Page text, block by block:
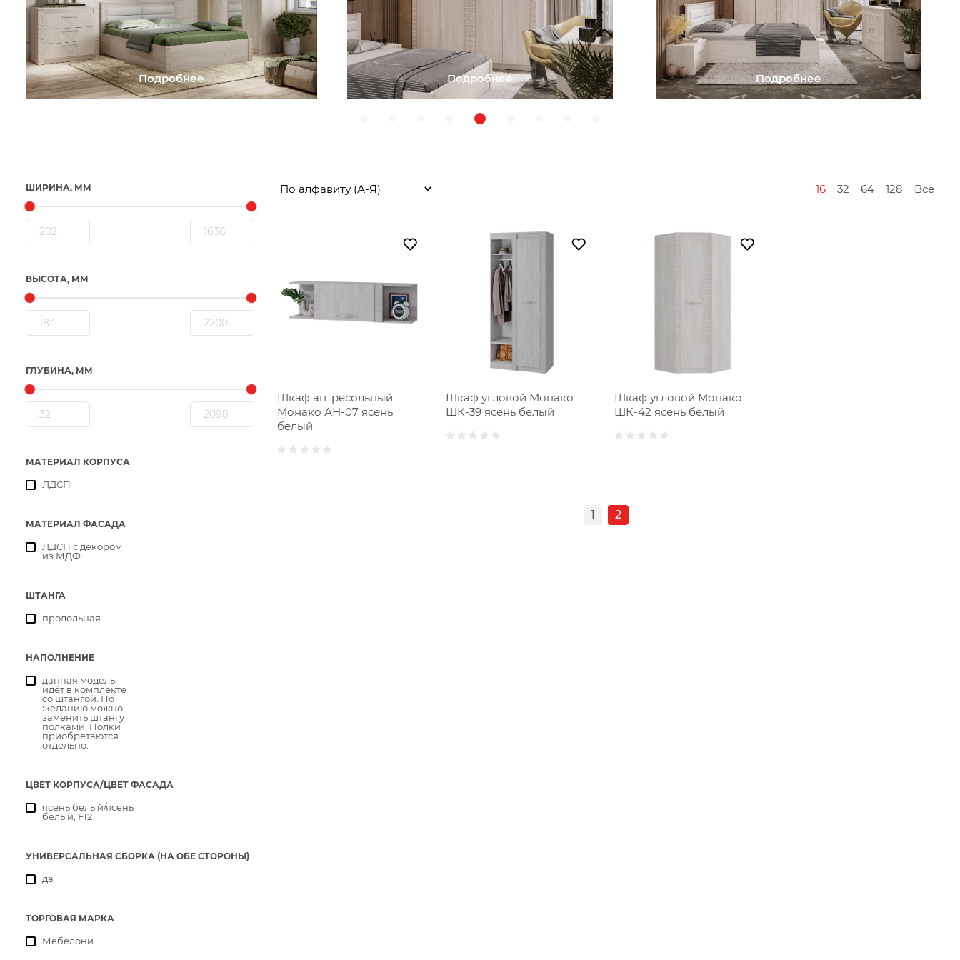
Подробнее Подробнее Подробнее
ШИРИНА, ММ
ВЫСОТА, ММ
ГЛУБИНА, ММ
МАТЕРИАЛ КОРПУСА
ЛДСП
МАТЕРИАЛ ФАСАДА
ЛДСП с декором
из МДФ
ШТАНГА
продольная
НАПОЛНЕНИЕ
данная модель
идёт в комплекте
со штангой. По
желанию можно
заменить штангу
полками. Полки
приобретаются
отдельно.
ЦВЕТ КОРПУСА/ЦВЕТ ФАСАДА
ясень белый/ясень
белый, F12
УНИВЕРСАЛЬНАЯ СБОРКА (НА ОБЕ СТОРОНЫ)
да
ТОРГОВАЯ МАРКА
Мебелони
16 32 64 128 Все
Шкаф антресольный
Монако АН-07 ясень
белый
Шкаф угловой Монако
ШК-39 ясень белый
Шкаф угловой Монако
ШК-42 ясень белый
1 2